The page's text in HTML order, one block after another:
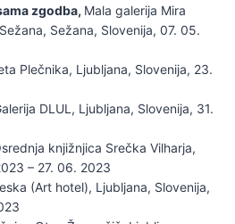
zgodba, Mala galerija Mira
Sežana, Slovenija, 07. 05.
Plečnika, Ljubljana, Slovenija, 23.
DLUL, Ljubljana, Slovenija, 31.
knjižnjica Srečka Vilharja,
– 27. 06. 2023
(Art hotel), Ljubljana, Slovenija,